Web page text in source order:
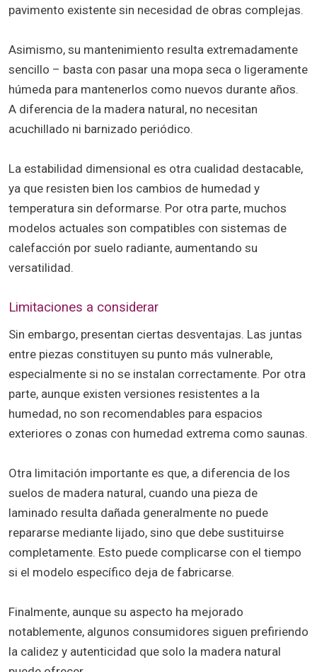
pavimento existente sin necesidad de obras complejas.
Asimismo, su mantenimiento resulta extremadamente
sencillo – basta con pasar una mopa seca o ligeramente
húmeda para mantenerlos como nuevos durante años.
A diferencia de la madera natural, no necesitan
acuchillado ni barnizado periódico.
La estabilidad dimensional es otra cualidad destacable,
ya que resisten bien los cambios de humedad y
temperatura sin deformarse. Por otra parte, muchos
modelos actuales son compatibles con sistemas de
calefacción por suelo radiante, aumentando su
versatilidad.
Limitaciones a considerar
Sin embargo, presentan ciertas desventajas. Las juntas
entre piezas constituyen su punto más vulnerable,
especialmente si no se instalan correctamente. Por otra
parte, aunque existen versiones resistentes a la
humedad, no son recomendables para espacios
exteriores o zonas con humedad extrema como saunas.
Otra limitación importante es que, a diferencia de los
suelos de madera natural, cuando una pieza de
laminado resulta dañada generalmente no puede
repararse mediante lijado, sino que debe sustituirse
completamente. Esto puede complicarse con el tiempo
si el modelo específico deja de fabricarse.
Finalmente, aunque su aspecto ha mejorado
notablemente, algunos consumidores siguen prefiriendo
la calidez y autenticidad que solo la madera natural